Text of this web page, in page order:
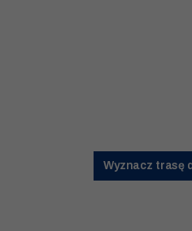
Wyznacz trasę